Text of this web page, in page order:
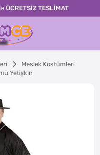
ÜCRETSİZ TESLİMAT
Meslek Kostümleri
Yetişkin